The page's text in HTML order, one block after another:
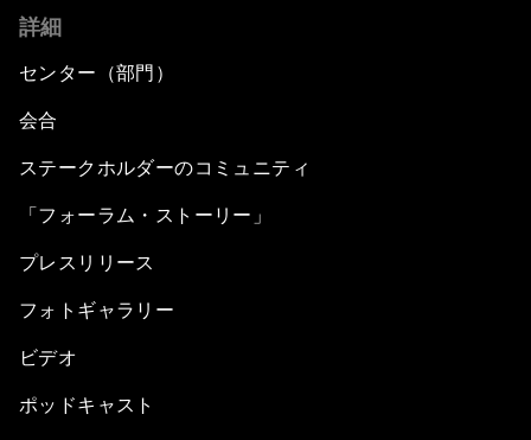
詳細
センター（部門）
会合
ステークホルダーのコミュニティ
「フォーラム・ストーリー」
プレスリリース
フォトギャラリー
ビデオ
ポッドキャスト